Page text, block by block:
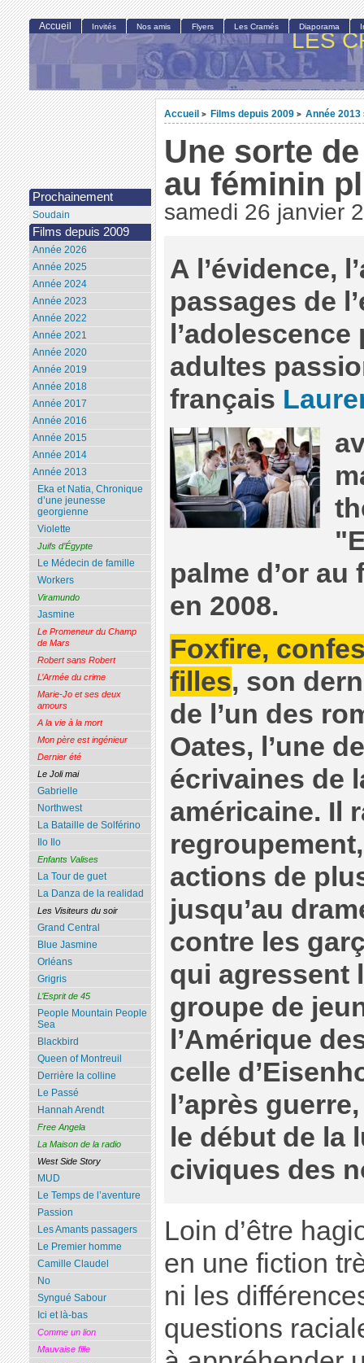
LES
Accueil > Films depuis 2009 > Année 2013
Une sorte
au féminin
samedi 26 janvier
A l’évidence,
passages de
adultes
français
palme d’or
en 2008.
Foxfire,
filles, son
de l’un des
Oates, l’une
écrivaines de
américaine. Il
actions de
jusqu’au
contre les
qui agressent
groupe de
l’Amérique
celle
l’après
le début de la
civiques des
Loin d’être
en une fiction
ni les
questions
Accueil Invités Nos amis Flyers Les Cramés Diaporama
Prochainement
Soudain
Films depuis 2009
Année 2026
Année 2025
Année 2024
Année 2023
Année 2022
Année 2021
Année 2020
Année 2019
Année 2018
Année 2017
Année 2016
Année 2015
Année 2014
Année 2013
Eka et Natia, Chronique
d’une jeunesse
georgienne
Violette
Juifs d’Égypte
Le Médecin de famille
Workers
Viramundo
Jasmine
Le Promeneur du Champ
de Mars
Robert sans Robert
L’Armée du crime
Marie-Jo et ses deux
amours
A la vie à la mort
Mon père est ingénieur
Dernier été
Le Joli mai
Gabrielle
Northwest
La Bataille de Solférino
Ilo Ilo
Enfants Valises
La Tour de guet
La Danza de la realidad
Les Visiteurs du soir
Grand Central
Blue Jasmine
Orléans
Grigris
L’Esprit de 45
People Mountain People
Sea
Blackbird
Queen of Montreuil
Derrière la colline
Le Passé
Hannah Arendt
Free Angela
La Maison de la radio
West Side Story
MUD
Le Temps de l’aventure
Passion
Les Amants passagers
Le Premier homme
Camille Claudel
No
Syngué Sabour
Ici et là-bas
Comme un lion
Mauvaise fille